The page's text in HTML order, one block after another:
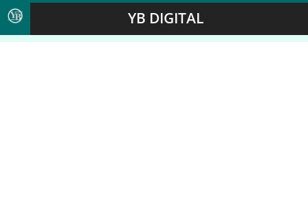
YB DIGITAL